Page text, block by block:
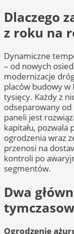
Dlaczego
z roku na
Dynamiczne
– od nowych
modernizacje
placów budowy w
tysięcy. Każdy z
odseparowany
paneli jest
kapitału, pozwala
ogrodzenia wraz
przenosi na
kontroli po
segmentów.
Dwa
Ogrodzenie